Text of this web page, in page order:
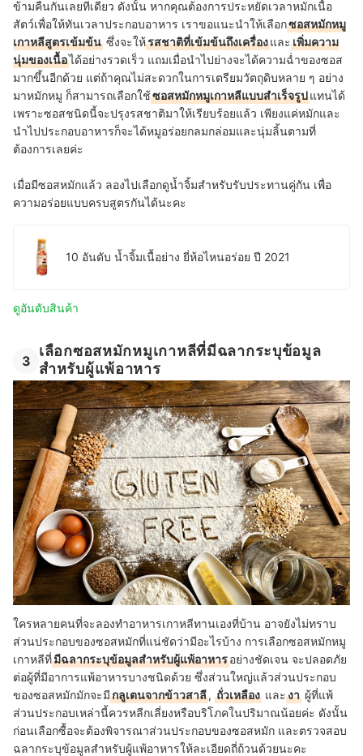
ข้ามคืนกันเลยทีเดียว ดังนั้น หากคุณต้องการประหยัดเวลาหมักเนื้อ
สัตว์เพื่อให้ทันเวลาประกอบอาหาร เราขอแนะนำให้เลือกซอสหมักหมู
เกาหลีสูตรเข้มข้น ซึ่งจะให้รสชาติที่เข้มข้นถึงเครื่องและเพิ่มความ
นุ่มของเนื้อได้อย่างรวดเร็ว แถมเมื่อนำไปย่างจะได้ความฉ่ำของซอส
มากขึ้นอีกด้วย แต่ถ้าคุณไม่สะดวกในการเตรียมวัตถุดิบหลาย ๆ อย่าง
มาหมักหมู ก็สามารถเลือกใช้ซอสหมักหมูเกาหลีแบบสำเร็จรูปแทนได้
เพราะซอสชนิดนี้จะปรุงรสชาติมาให้เรียบร้อยแล้ว เพียงแค่หมักและ
นำไปประกอบอาหารก็จะได้หมูอร่อยกลมกล่อมและนุ่มลิ้นตามที่
ต้องการเลยค่ะ
เมื่อมีซอสหมักแล้ว ลองไปเลือกดูน้ำจิ้มสำหรับรับประทานคู่กัน เพื่อ
ความอร่อยแบบครบสูตรกันได้นะคะ
10 อันดับ น้ำจิ้มเนื้อย่าง ยี่ห้อไหนอร่อย ปี 2021
ดูอันดับสินค้า
3
เลือกซอสหมักหมูเกาหลีที่มีฉลากระบุข้อมูล
สำหรับผู้แพ้อาหาร
ใครหลายคนที่จะลองทำอาหารเกาหลีทานเองที่บ้าน อาจยังไม่ทราบ
ส่วนประกอบของซอสหมักที่แน่ชัดว่ามีอะไรบ้าง การเลือกซอสหมักหมู
เกาหลีที่มีฉลากระบุข้อมูลสำหรับผู้แพ้อาหารอย่างชัดเจน จะปลอดภัย
ต่อผู้ที่มีอาการแพ้อาหารบางชนิดด้วย ซึ่งส่วนใหญ่แล้วส่วนประกอบ
ของซอสหมักมักจะมีกลูเตนจากข้าวสาลี, ถั่วเหลือง และงา ผู้ที่แพ้
ส่วนประกอบเหล่านี้ควรหลีกเลี่ยงหรือบริโภคในปริมาณน้อยค่ะ ดังนั้น
ก่อนเลือกซื้อจะต้องพิจารณาส่วนประกอบของซอสหมัก และตรวจสอบ
ฉลากระบุข้อมูลสำหรับผู้แพ้อาหารให้ละเอียดถี่ถ้วนด้วยนะคะ